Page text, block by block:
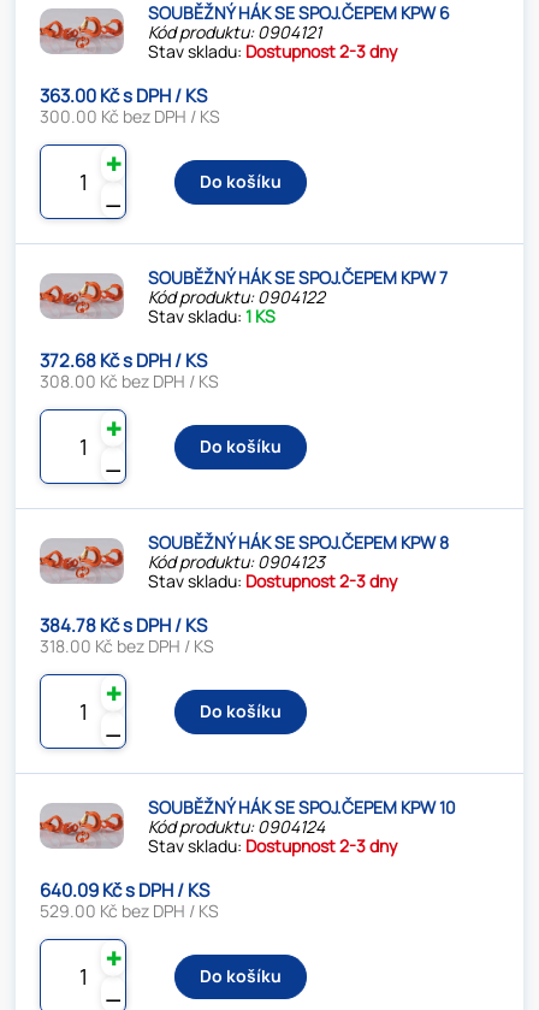
SOUBĚŽNÝ HÁK SE SPOJ.ČEPEM KPW 6
Kód produktu: 0904121
Stav skladu: Dostupnost 2-3 dny
363.00 Kč s DPH / KS
300.00 Kč bez DPH / KS
⚊
✚
Do košíku
SOUBĚŽNÝ HÁK SE SPOJ.ČEPEM KPW 7
Kód produktu: 0904122
Stav skladu:1 KS
372.68 Kč s DPH / KS
308.00 Kč bez DPH / KS
⚊
✚
Do košíku
SOUBĚŽNÝ HÁK SE SPOJ.ČEPEM KPW 8
Kód produktu: 0904123
Stav skladu: Dostupnost 2-3 dny
384.78 Kč s DPH / KS
318.00 Kč bez DPH / KS
⚊
✚
Do košíku
SOUBĚŽNÝ HÁK SE SPOJ.ČEPEM KPW 10
Kód produktu: 0904124
Stav skladu: Dostupnost 2-3 dny
640.09 Kč s DPH / KS
529.00 Kč bez DPH / KS
⚊
✚
Do košíku